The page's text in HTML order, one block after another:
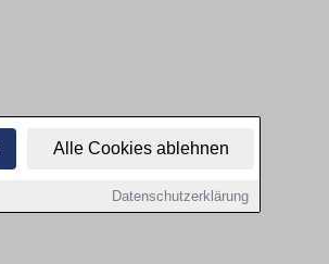
Alle Cookies ablehnen
Datenschutzerklärung